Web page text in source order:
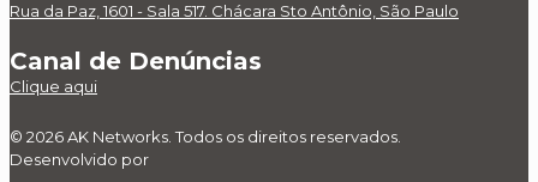
Rua da Paz, 1601 - Sala 517. Chácara Sto Antônio, São Paulo
Canal de Denúncias
Clique aqui
© 2026 AK Networks. Todos os direitos reservados.
Desenvolvido por